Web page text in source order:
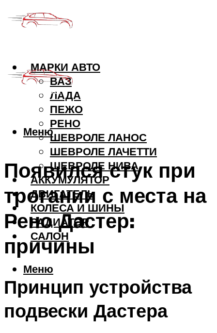
МАРКИ АВТО
ВАЗ
ЛАДА
ПЕЖО
РЕНО
ШЕВРОЛЕ ЛАНОС
ШЕВРОЛЕ ЛАЧЕТТИ
ШЕВРОЛЕ НИВА
АККУМУЛЯТОР
ДВИГАТЕЛЬ
КОЛЕСА И ШИНЫ
РАДИАТОР
САЛОН
Меню
Меню
Появился стук при
трогании с места на
Рено Дастер:
причины
Принцип устройства
подвески Дастера